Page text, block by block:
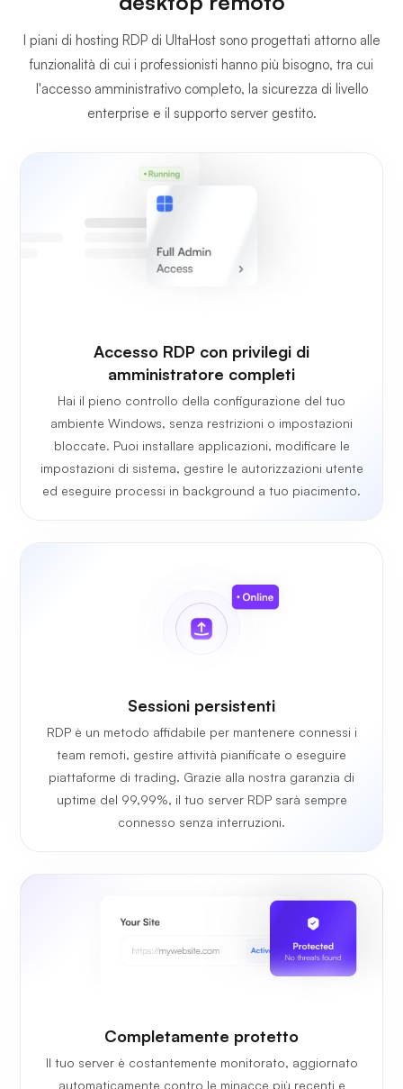
I piani di hosting RDP di UltaHost sono progettati attorno alle
funzionalità di cui i professionisti hanno più bisogno, tra cui
l'accesso amministrativo completo, la sicurezza di livello
enterprise e il supporto server gestito.
Accesso RDP con privilegi di
amministratore completi
Hai il pieno controllo della configurazione del tuo
ambiente Windows, senza restrizioni o impostazioni
bloccate. Puoi installare applicazioni, modificare le
impostazioni di sistema, gestire le autorizzazioni utente
ed eseguire processi in background a tuo piacimento.
Sessioni persistenti
RDP è un metodo affidabile per mantenere connessi i
team remoti, gestire attività pianificate o eseguire
piattaforme di trading. Grazie alla nostra garanzia di
uptime del 99,99%, il tuo server RDP sarà sempre
connesso senza interruzioni.
Completamente protetto
Il tuo server è costantemente monitorato, aggiornato
automaticamente contro le minacce più recenti e